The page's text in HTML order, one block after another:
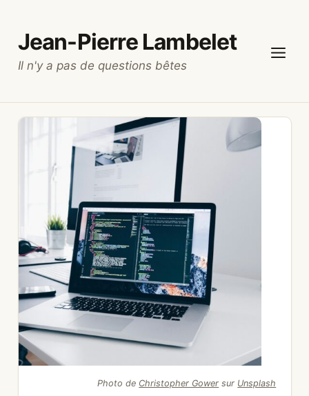
contenu
Jean-Pierre Lambelet
Il n'y a pas de questions bêtes
Photo de Christopher Gower sur Unsplash